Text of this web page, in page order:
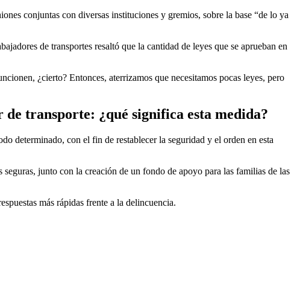
conjuntas con diversas instituciones y gremios, sobre la base “de lo ya
de transportes resaltó que la cantidad de leyes que se aprueban en
¿cierto? Entonces, aterrizamos que necesitamos pocas leyes, pero
transporte: ¿qué significa esta medida?
determinado, con el fin de restablecer la seguridad y el orden en esta
junto con la creación de un fondo de apoyo para las familias de las
más rápidas frente a la delincuencia.